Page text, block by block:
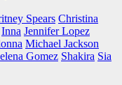
Spears Christina
Inna Jennifer Lopez
Michael Jackson
Gomez Shakira Sia